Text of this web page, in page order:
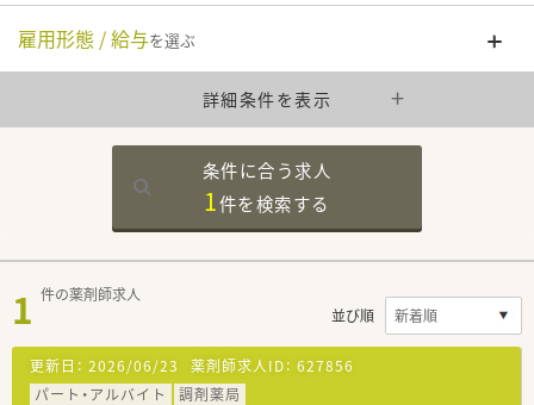
雇用形態 / 給与を選ぶ
詳細条件を表示
条件に合う求人
1件を検索する
1 件の薬剤師求人
並び順
更新日： 2026/06/23 薬剤師求人ID： 627856
パート・アルバイト
調剤薬局